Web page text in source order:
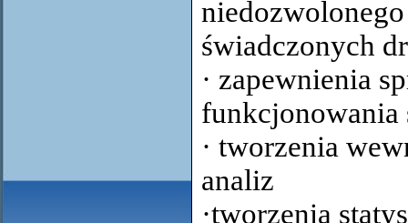
świadczonych
· zapewnienia
funkcjonowania
· tworzenia
analiz
·tworzenia